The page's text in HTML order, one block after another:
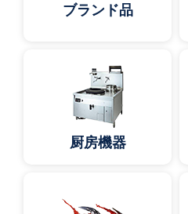
ブランド品
厨房機器